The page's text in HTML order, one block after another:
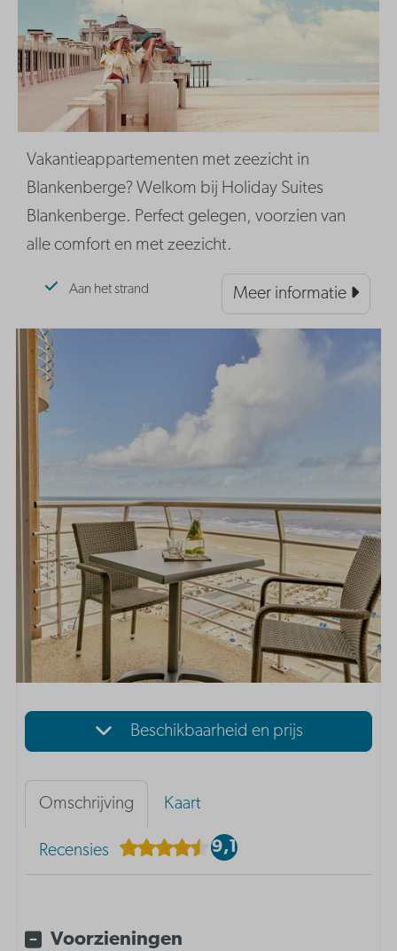
Vakantieappartementen met zeezicht in
Blankenberge? Welkom bij Holiday Suites
Blankenberge. Perfect gelegen, voorzien van
alle comfort en met zeezicht.
Aan het strand Meer informatie
Beschikbaarheid en prijs
Omschrijving Kaart
Recensies 9,1
Voorzieningen